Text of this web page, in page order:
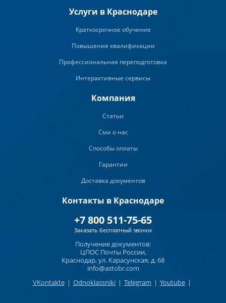
Услуги в Краснодаре
Краткосрочное обучение
Повышение квалификации
Профессиональная переподготовка
Интерактивные сервисы
Компания
Статьи
Сми о нас
Способы оплаты
Гарантии
Доставка документов
Контакты в Краснодаре
+7 800 511-75-65
Заказать бесплатный звонок
Получение документов:
ЦПОС Почты России,
Краснодар, ул. Карасунская, д. 68
info@astobr.com
VKontakte | Odnoklassniki | Telegram | Youtube |